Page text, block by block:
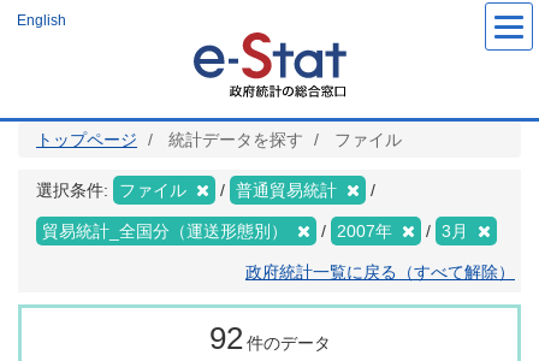
ツ
English
トップページ 統計データを探す ファイル
選択条件: ファイル 普通貿易統計
貿易統計_全国分（運送形態別） 2007年 3月
政府統計一覧に戻る（すべて解除）
92 件のデータ